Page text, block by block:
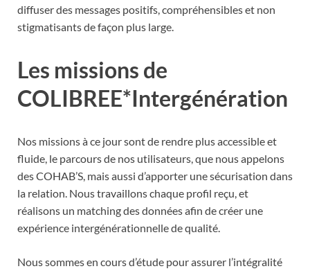
diffuser des messages positifs, compréhensibles et non
stigmatisants de façon plus large.
Les missions de
COLIBREE*Intergénération
Nos missions à ce jour sont de rendre plus accessible et
fluide, le parcours de nos utilisateurs, que nous appelons
des COHAB’S, mais aussi d’apporter une sécurisation dans
la relation. Nous travaillons chaque profil reçu, et
réalisons un matching des données afin de créer une
expérience intergénérationnelle de qualité.
Nous sommes en cours d’étude pour assurer l’intégralité